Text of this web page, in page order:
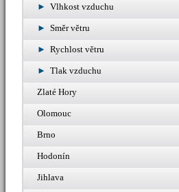
Vlhkost vzduchu
Směr větru
Rychlost větru
Tlak vzduchu
Zlaté Hory
Olomouc
Brno
Hodonín
Jihlava